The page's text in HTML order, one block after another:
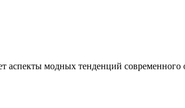
модных тенденций современного